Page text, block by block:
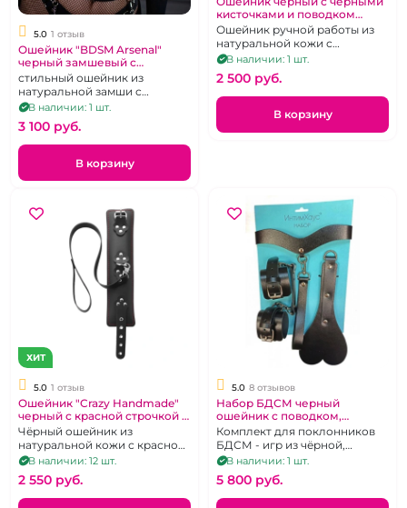
5.0 1 отзыв
Ошейник "BDSM Arsenal"
черный замшевый с
поводком
стильный ошейник из
натуральной замши с
коротким поводком-
цепочкой
В наличии: 1 шт.
3 100 pуб.
В корзину
кисточками и поводком
"Crazy Handmade"
Ошейник ручной работы из
натуральной кожи с
поводком в комплекте
В наличии: 1 шт.
2 500 pуб.
В корзину
ХИТ
5.0 1 отзыв
Ошейник "Crazy Handmade"
черный с красной строчкой и
поводком
Чёрный ошейник из
натуральной кожи с красной
строчкой и поводком.
В наличии: 12 шт.
2 550 pуб.
5.0 8 отзывов
Набор БДСМ черный
ошейник с поводком,
наручники, шлепалка
"ИнтимХаус"
Комплект для поклонников
БДСМ - игр из чёрной,
натуральной кожи:
наручники WildCat, ошейник
премиум, паддл "шлепай-ка
сердце любимого", петля -
В наличии: 1 шт.
5 800 pуб.